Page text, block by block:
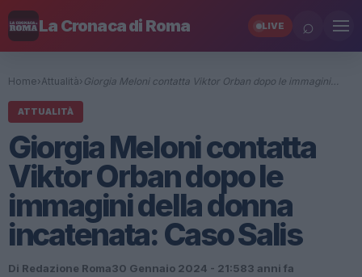
La Cronaca di Roma LIVE ⌕
Home› Attualità› Giorgia Meloni contatta Viktor Orban dopo le immagini…
ATTUALITÀ
Giorgia Meloni contatta
Viktor Orban dopo le
immagini della donna
incatenata: Caso Salis
Di Redazione Roma30 Gennaio 2024 - 21:583 anni fa